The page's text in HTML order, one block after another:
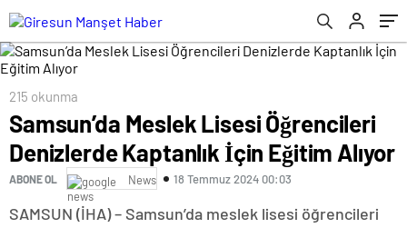
215 okunma
Samsun’da Meslek Lisesi Öğrencileri
Denizlerde Kaptanlık İçin Eğitim Alıyor
ABONE OL News 18 Temmuz 2024 00:03
SAMSUN (İHA) – Samsun’da meslek lisesi öğrencileri